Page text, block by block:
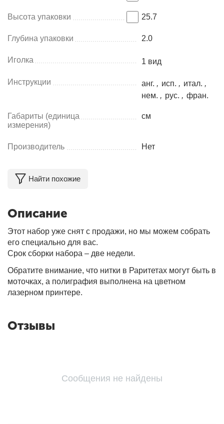
Высота упаковки 25.7
Глубина упаковки 2.0
Иголка 1 вид
Инструкции анг. , исп. , итал. ,
нем. , рус. , фран.
Габариты (единица
измерения)
см
Производитель Нет
Найти похожие
Описание
Этот набор уже снят с продажи, но мы можем собрать
его специально для вас.
Срок сборки набора – две недели.
Обратите внимание, что нитки в Раритетах могут быть в
моточках, а полиграфия выполнена на цветном
лазерном принтере.
Отзывы
Сообщения не найдены